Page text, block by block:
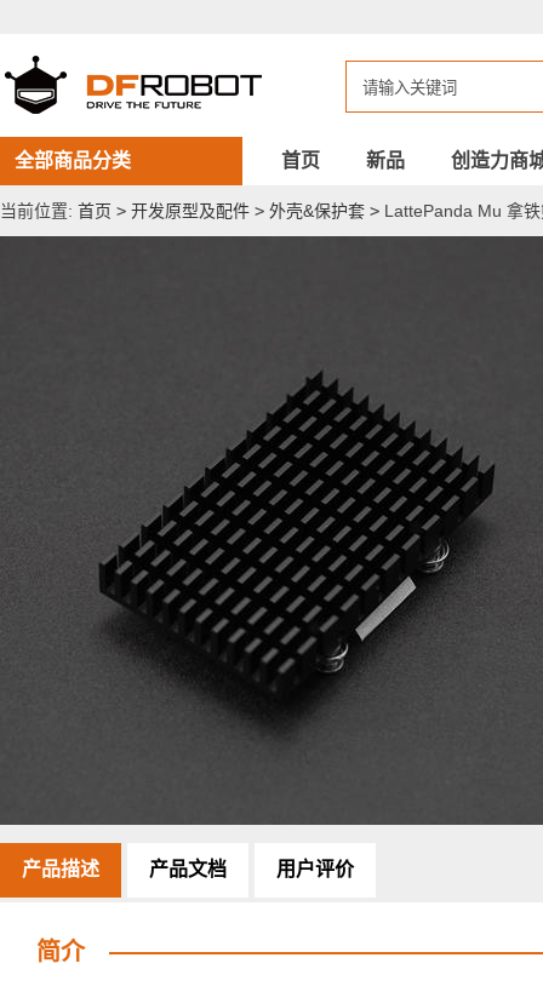
铁
熊
猫
铝
合
金
薄
散
全部商品分类 首页 新品 创造力商
当前位置: 首页 > 开发原型及配件 > 外壳&保护套 > LattePanda Mu 拿
产品描述 产品文档 用户评价
简介